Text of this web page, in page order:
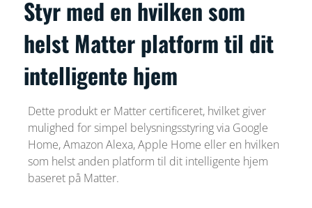
Styr med en hvilken som
helst Matter platform til dit
intelligente hjem
Dette produkt er Matter certificeret, hvilket giver
mulighed for simpel belysningsstyring via Google
Home, Amazon Alexa, Apple Home eller en hvilken
som helst anden platform til dit intelligente hjem
baseret på Matter.